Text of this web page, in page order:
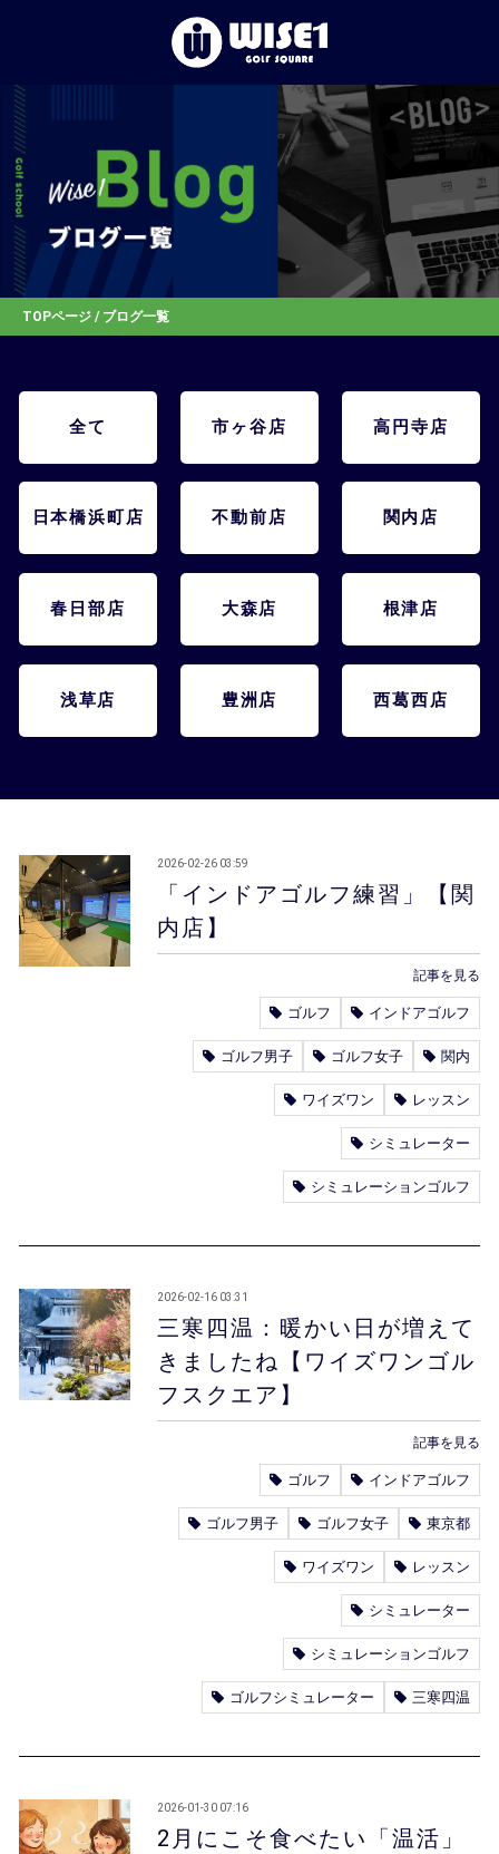
初めての⽅へ
体験レッスン
店舗一覧
お知らせ
会員様メニュー
TOPページ / ブログ一覧
全て 市ヶ谷店 高円寺店
日本橋浜町店 不動前店 関内店
春日部店 大森店 根津店
浅草店 豊洲店 西葛西店
「インドアゴルフ練習」【関
内店】
2026-02-26 03:59
記事を見る
ゴルフ インドアゴルフ
ゴルフ男子 ゴルフ女子 関内
ワイズワン レッスン
シミュレーター
シミュレーションゴルフ
三寒四温：暖かい日が増えて
きましたね【ワイズワンゴル
フスクエア】
2026-02-16 03:31
記事を見る
ゴルフ インドアゴルフ
ゴルフ男子 ゴルフ女子 東京都
ワイズワン レッスン
シミュレーター
シミュレーションゴルフ
ゴルフシミュレーター 三寒四温
2月にこそ食べたい「温活」
2026-01-30 07:16